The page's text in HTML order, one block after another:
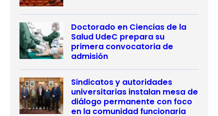
Doctorado en Ciencias de la
Salud UdeC prepara su
primera convocatoria de
admisión
Sindicatos y autoridades
universitarias instalan mesa de
diálogo permanente con foco
en la comunidad funcionaria